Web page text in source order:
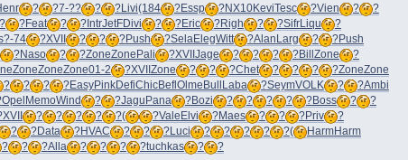
? ?7-?? ? ?Livi(184 ?Essp ?NX10KeviTesc ?Vien ?
?
?Feat ? ?IntrJetFDivi ? ?Eric ?Righ ? ?SifrLiqu
?
?-74 ?XVII ? ? ?Push ?SelaElegWitt ?AlanLarg ? ?Push
?Naso ? ?ZoneZonePali ?XVIIJage ? ? ? ?BillZone
?
ZoneZoneZone01-2 ?XVIIZone ? ? ?Chet ? ? ? ?ZoneZone
? ? ? ?EasyPinkDefiChicBeflOlmeBullLaba ?SeymVOLK ? ?Ambi
OpelMemoWind ? ?JaguPana ?Bozi ? ? ? ? ?Boss ?
?
XVII ? ? ? ? ?( ?ValeElvi ?Maes ? ? ?Priv
?
? ?Data ?HVAC ? ? ?Luci ? ? ? ? ?( HarmHarm
? ? ?Alla ? ? ? ?tuchkas ? ?